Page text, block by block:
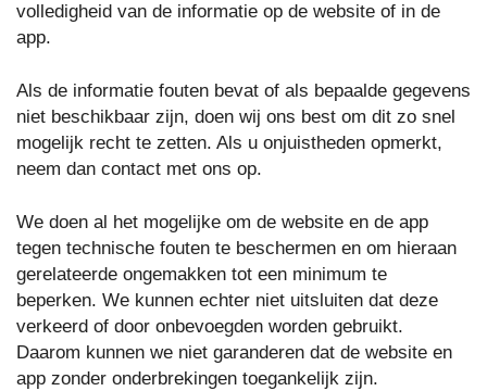
volledigheid van de informatie op de website of in de
app.
Als de informatie fouten bevat of als bepaalde gegevens
niet beschikbaar zijn, doen wij ons best om dit zo snel
mogelijk recht te zetten. Als u onjuistheden opmerkt,
neem dan contact met ons op.
We doen al het mogelijke om de website en de app
tegen technische fouten te beschermen en om hieraan
gerelateerde ongemakken tot een minimum te
beperken. We kunnen echter niet uitsluiten dat deze
verkeerd of door onbevoegden worden gebruikt.
Daarom kunnen we niet garanderen dat de website en
app zonder onderbrekingen toegankelijk zijn.